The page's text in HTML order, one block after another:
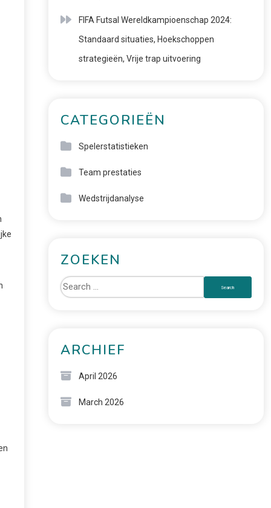
FIFA Futsal Wereldkampioenschap 2024:
Standaard situaties, Hoekschoppen
strategieën, Vrije trap uitvoering
CATEGORIEËN
Spelerstatistieken
Team prestaties
Wedstrijdanalyse
ZOEKEN
ARCHIEF
April 2026
March 2026